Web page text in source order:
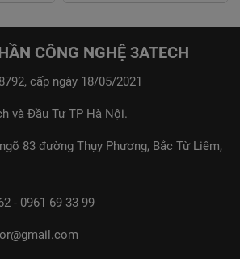
CÔNG NGHỆ 3ATECH
cấp ngày 18/05/2021
và Đầu Tư TP Hà Nội.
83 đường Thụy Phương, Bắc Từ Liêm,
- 0961 69 33 99